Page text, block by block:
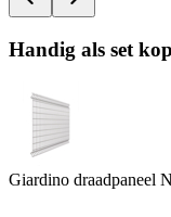
Handig als set
Giardino draadpaneel